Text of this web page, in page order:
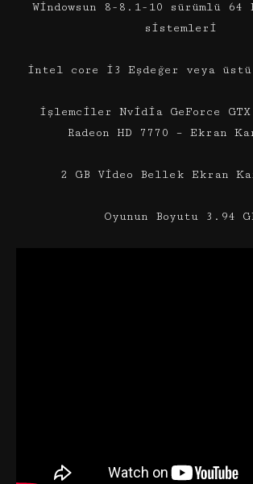
Windowsun 8-8.1-10 sürümlü
sistemleri
intel core i3 Eşdeğer veya
işlemciler Nvidia GeForce GTX
Radeon HD 7770 – Ekran
2 GB Video Bellek Ekran
Oyunun Boyutu 3.94